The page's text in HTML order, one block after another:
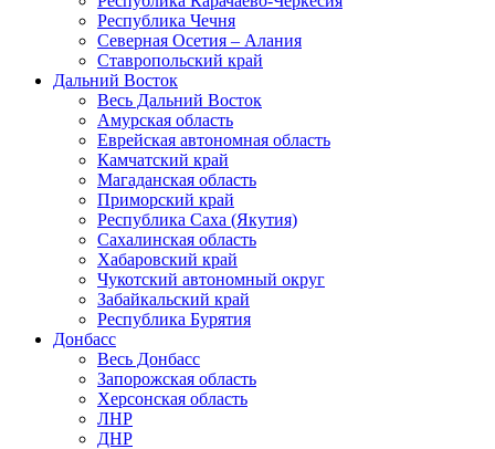
Республика Чечня
Северная Осетия – Алания
Ставропольский край
Дальний Восток
Весь Дальний Восток
Амурская область
Еврейская автономная область
Камчатский край
Магаданская область
Приморский край
Республика Саха (Якутия)
Сахалинская область
Хабаровский край
Чукотский автономный округ
Забайкальский край
Республика Бурятия
Донбасс
Весь Донбасс
Запорожская область
Херсонская область
ЛНР
ДНР